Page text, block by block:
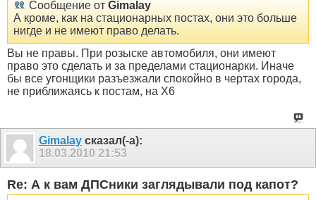
Сообщение от Gimalay
А кроме, как на стационарных постах, они это больше
нигде и не имеют право делать.
Вы не правы. При розыске автомобиля, они имеют
право это сделать и за пределами стационарки. Иначе
бы все угонщики разъезжали спокойно в чертах города,
не приближаясь к постам, на X6
Gimalay сказал(-а):
18.03.2010 21:53
Re: А к вам ДПСники заглядывали под капот?